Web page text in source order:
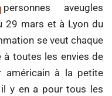
personnes aveugles
29 mars et à Lyon du
se veut chaque
à toutes les envies de
américain à la petite
il y en a pour tous les